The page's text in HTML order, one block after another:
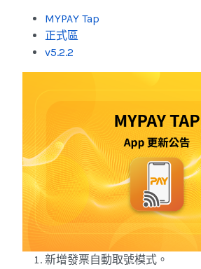
MYPAY Tap
正式區
v5.2.2
新增發票自動取號模式。